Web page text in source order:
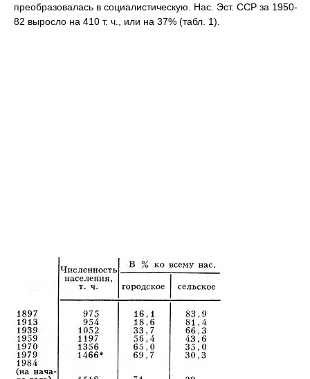
преобразовалась в социалистическую. Нас. Эст. ССР за 1950-
82 выросло на 410 т. ч., или на 37% (табл. 1).